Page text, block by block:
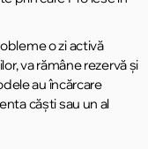
o zi activă
va rămâne rezervă și
au încărcare
căști sau un al